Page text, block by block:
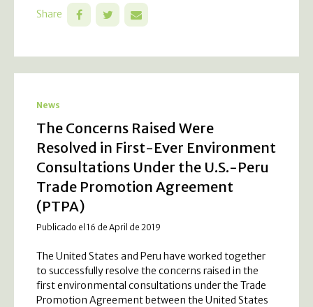
Share
News
The Concerns Raised Were
Resolved in First-Ever Environment
Consultations Under the U.S.-Peru
Trade Promotion Agreement
(PTPA)
Publicado el 16 de April de 2019
The United States and Peru have worked together
to successfully resolve the concerns raised in the
first environmental consultations under the Trade
Promotion Agreement between the United States